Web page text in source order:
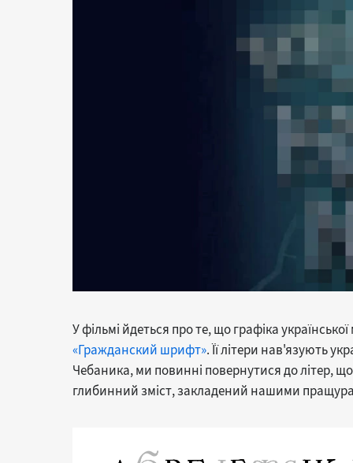
У фільмі йдеться про те, що графіка
«Гражданский шрифт». Її літери нав'язують
Чебаника, ми повинні повернутися до літер, що
глибинний зміст, закладений нашими